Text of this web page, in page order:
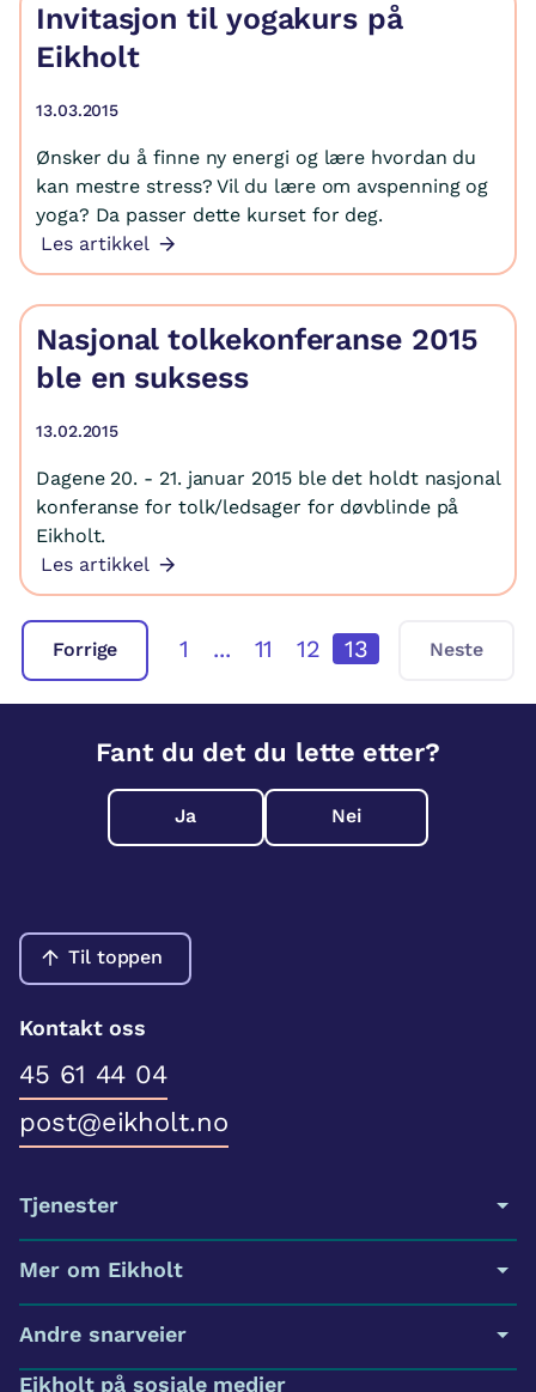
Invitasjon til yogakurs på
Eikholt
13.03.2015
Ønsker du å finne ny energi og lære hvordan du
kan mestre stress? Vil du lære om avspenning og
yoga? Da passer dette kurset for deg.
Les artikkel
Nasjonal tolkekonferanse 2015
ble en suksess
13.02.2015
Dagene 20. - 21. januar 2015 ble det holdt nasjonal
konferanse for tolk/ledsager for døvblinde på
Eikholt.
Les artikkel
Forrige 1 ... 11 12 13 Neste
Fant du det du lette etter?
Ja Nei
Til toppen
Kontakt oss
45 61 44 04
post@eikholt.no
Tjenester
Mer om Eikholt
Andre snarveier
Eikholt på sosiale medier